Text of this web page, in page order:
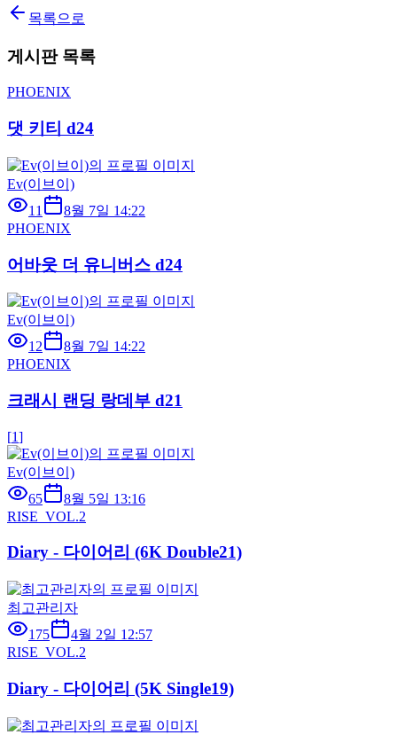
목록으로
게시판 목록
PHOENIX
댓 키티 d24
Ev(이브이)
11
8월 7일 14:22
PHOENIX
어바웃 더 유니버스 d24
Ev(이브이)
12
8월 7일 14:22
PHOENIX
크래시 랜딩 랑데부 d21
[1]
Ev(이브이)
65
8월 5일 13:16
RISE_VOL.2
Diary - 다이어리 (6K Double21)
최고관리자
175
4월 2일 12:57
RISE_VOL.2
Diary - 다이어리 (5K Single19)